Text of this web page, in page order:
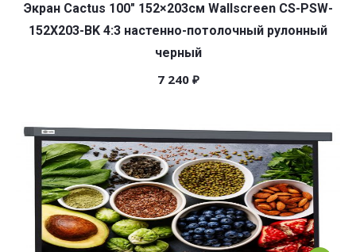
Экран Cactus 100″ 152×203см Wallscreen CS-PSW-
152X203-BK 4:3 настенно-потолочный рулонный
черный
7 240 ₽